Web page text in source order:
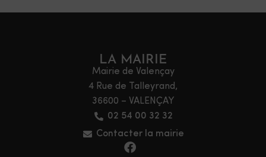
LA MAIRIE
Mairie de Valençay
4 Rue de Talleyrand,
36600 – VALENÇAY
02 54 00 32 32
Contacter la mairie